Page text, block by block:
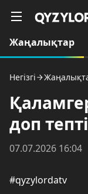
Жаңалықтар
Негізгі
доп тепті
07.07.2026 16:04
#qyzylordatv